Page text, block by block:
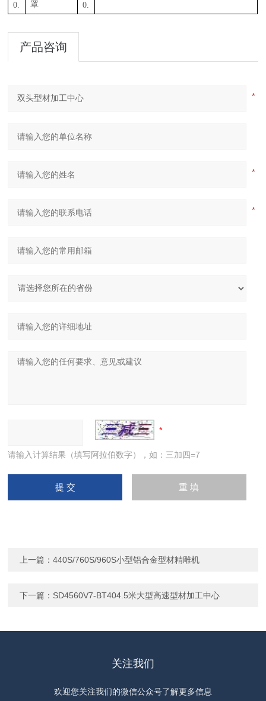
0.
罩
0.
产品咨询
请输入计算结果（填写阿拉伯数字），如：三加四=7
上一篇：440S/760S/960S小型铝合金型材精雕机
下一篇： SD4560V7-BT404.5米大型高速型材加工中心
关注我们
欢迎您关注我们的微信公众号了解更多信息